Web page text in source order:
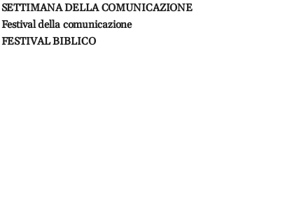
SETTIMANA DELLA COMUNICAZIONE
Festival della comunicazione
FESTIVAL BIBLICO